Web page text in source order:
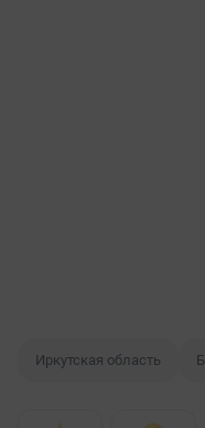
Иркутская область